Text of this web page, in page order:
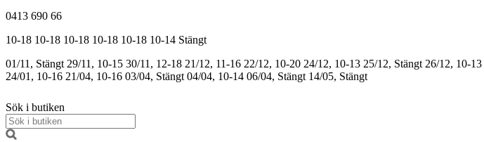
0413 690 66
10-18 10-18 10-18 10-18 10-18 10-14 Stängt
01/11, Stängt 29/11, 10-15 30/11, 12-18 21/12, 11-16 22/12, 10-20 24/12, 10-13 25/12, Stängt 26/12, 10-13
24/01, 10-16 21/04, 10-16 03/04, Stängt 04/04, 10-14 06/04, Stängt 14/05, Stängt
Sök i butiken